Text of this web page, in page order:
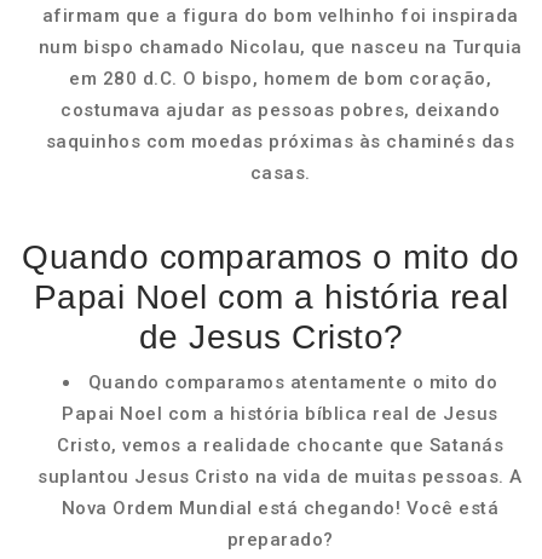
afirmam que a figura do bom velhinho foi inspirada
num bispo chamado Nicolau, que nasceu na Turquia
em 280 d.C. O bispo, homem de bom coração,
costumava ajudar as pessoas pobres, deixando
saquinhos com moedas próximas às chaminés das
casas.
Quando comparamos o mito do
Papai Noel com a história real
de Jesus Cristo?
Quando comparamos atentamente o mito do
Papai Noel com a história bíblica real de Jesus
Cristo, vemos a realidade chocante que Satanás
suplantou Jesus Cristo na vida de muitas pessoas. A
Nova Ordem Mundial está chegando! Você está
preparado?